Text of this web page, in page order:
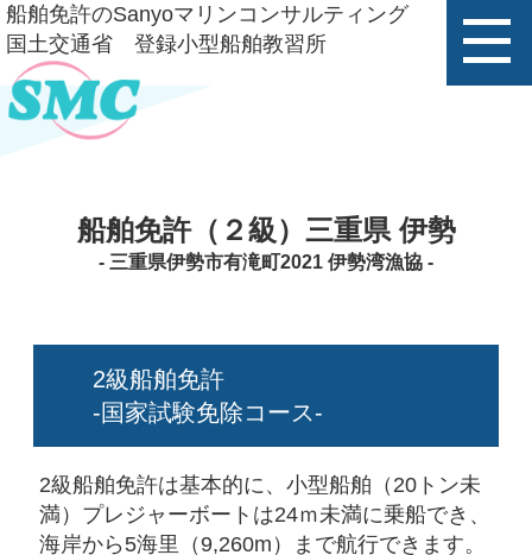
船舶免許のSanyoマリンコンサルティング
国土交通省 登録小型船舶教習所
船舶免許（２級）三重県 伊勢
- 三重県伊勢市有滝町2021 伊勢湾漁協 -
2級船舶免許
-国家試験免除コース-
2級船舶免許は基本的に、小型船舶（20トン未
満）プレジャーボートは24ｍ未満に乗船でき、
海岸から5海里（9,260m）まで航行できます。